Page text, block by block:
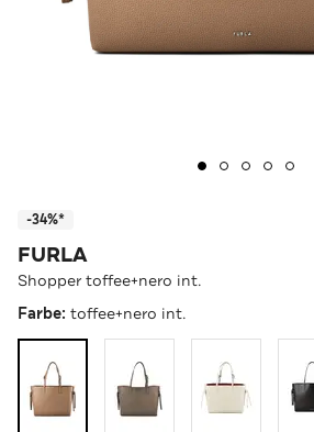
-34%*
FURLA
Shopper toffee+nero int.
Farbe: toffee+nero int.